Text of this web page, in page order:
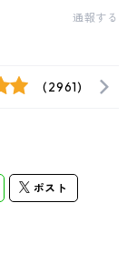
通報する
(2961)
ポスト